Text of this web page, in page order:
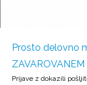
Prosto delovno
Prijave z dokazili